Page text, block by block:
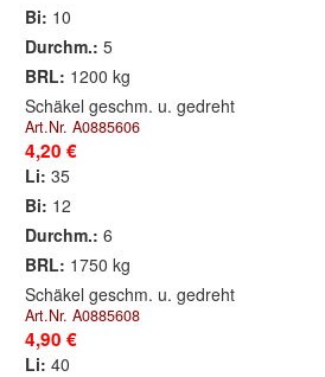
Bi: 10
Durchm.: 5
BRL: 1200 kg
Schäkel geschm. u. gedreht
Art.Nr. A0885606
4,20 €
Li: 35
Bi: 12
Durchm.: 6
BRL: 1750 kg
Schäkel geschm. u. gedreht
Art.Nr. A0885608
4,90 €
Li: 40